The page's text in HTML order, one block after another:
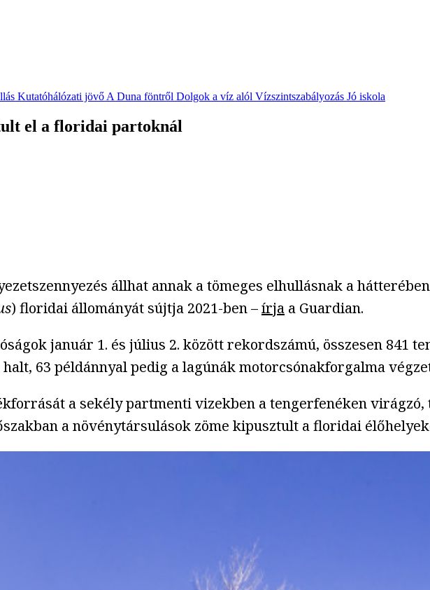
Kutatóhálózati jövő A Duna föntről Dolgok a víz alól Vízszintszabályozás Jó iskola
el a floridai partoknál
állhat annak a tömeges elhullásnak a
) floridai állományát sújtja 2021-ben –írja a Guardian.
január 1. és július 2. között rekordszámú, összesen 841
63 példánnyal pedig a lagúnák motorcsónakforgalma
a sekély partmenti vizekben a tengerfenéken virágzó,
a növénytársulások zöme kipusztult a floridai